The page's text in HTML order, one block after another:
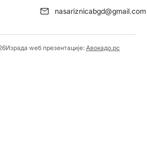
nasariznicabgd@gmail.com
Израда wеб презентације: Авокадо.рс